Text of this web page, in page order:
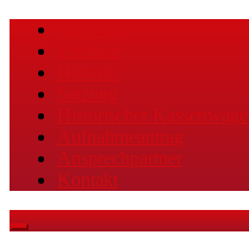
Historischer Kassenwagen
Aufnahmeantrag
Ansprechpartner
Kontakt